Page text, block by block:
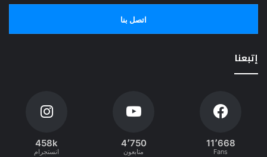
اتصل بنا
إتبعنا
11٬668
Fans
4٬750
متابعون
458k
انستجرام